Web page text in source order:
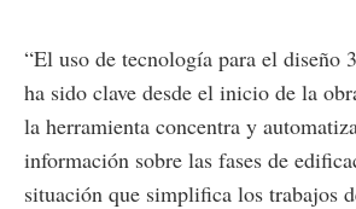
“El uso de tecnología para el diseño
ha sido clave desde el inicio de la
la herramienta concentra y
información sobre las fases de
situación que simplifica los trabajos